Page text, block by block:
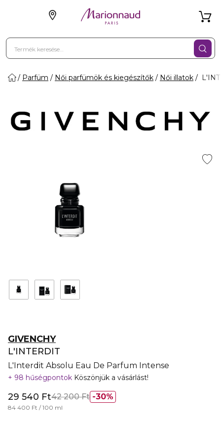
Parfüm Női parfümök és kiegészítők Női illatok
GIVENCHY
L'INTERDIT
L'Interdit Absolu Eau De Parfum Intense
98 hűségpontok Köszönjük a vásárlást!
30%
29 540 Ft42 200 Ft
84 400 Ft / 100 ml